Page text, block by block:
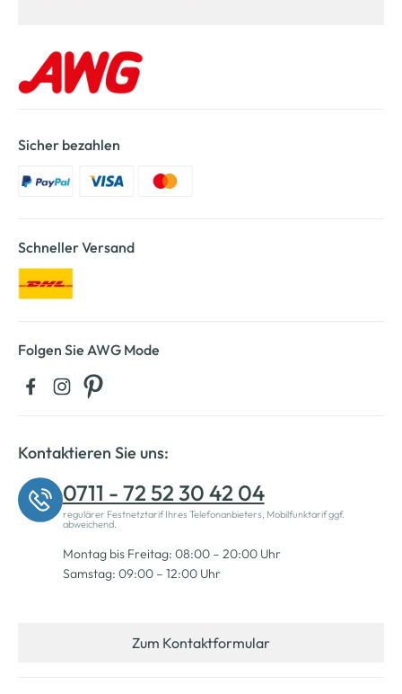
Sicher bezahlen
Schneller Versand
Folgen Sie AWG Mode
Kontaktieren Sie uns:
0711 - 72 52 30 42 04
regulärer Festnetztarif Ihres Telefonanbieters, Mobilfunktarif ggf.
abweichend.
Montag bis Freitag: 08:00 – 20:00 Uhr
Samstag: 09:00 – 12:00 Uhr
Zum Kontaktformular